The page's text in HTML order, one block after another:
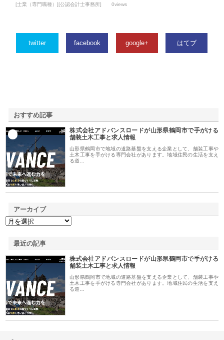
[士業（専門職種）][公認会計士事務所] 0views
twitter facebook google+ はてブ
おすすめ記事
株式会社アドバンスロードが山形県鶴岡市で手がける
舗装土木工事と求人情報
山形県鶴岡市で地域の道路基盤を支える企業として、舗装工事や
土木工事を手がける専門会社があります。地域住民の生活を支え
る道…
アーカイブ
最近の記事
株式会社アドバンスロードが山形県鶴岡市で手がける
舗装土木工事と求人情報
山形県鶴岡市で地域の道路基盤を支える企業として、舗装工事や
土木工事を手がける専門会社があります。地域住民の生活を支え
る道…